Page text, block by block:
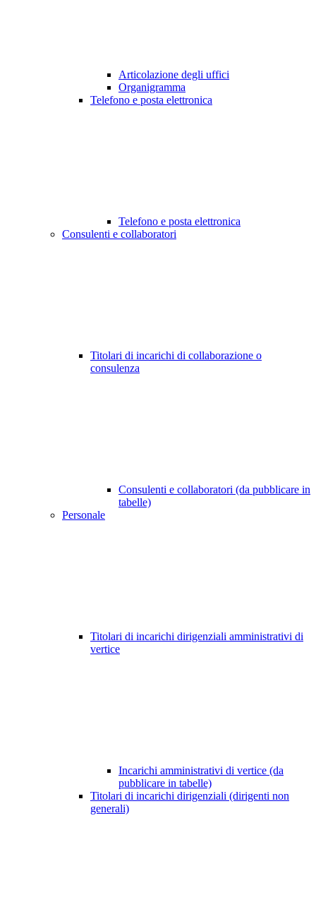
Articolazione degli uffici
Organigramma
Telefono e posta elettronica
Telefono e posta elettronica
Consulenti e collaboratori
Titolari di incarichi di collaborazione o
consulenza
Consulenti e collaboratori (da pubblicare in
tabelle)
Personale
Titolari di incarichi dirigenziali amministrativi di
vertice
Incarichi amministrativi di vertice (da
pubblicare in tabelle)
Titolari di incarichi dirigenziali (dirigenti non
generali)